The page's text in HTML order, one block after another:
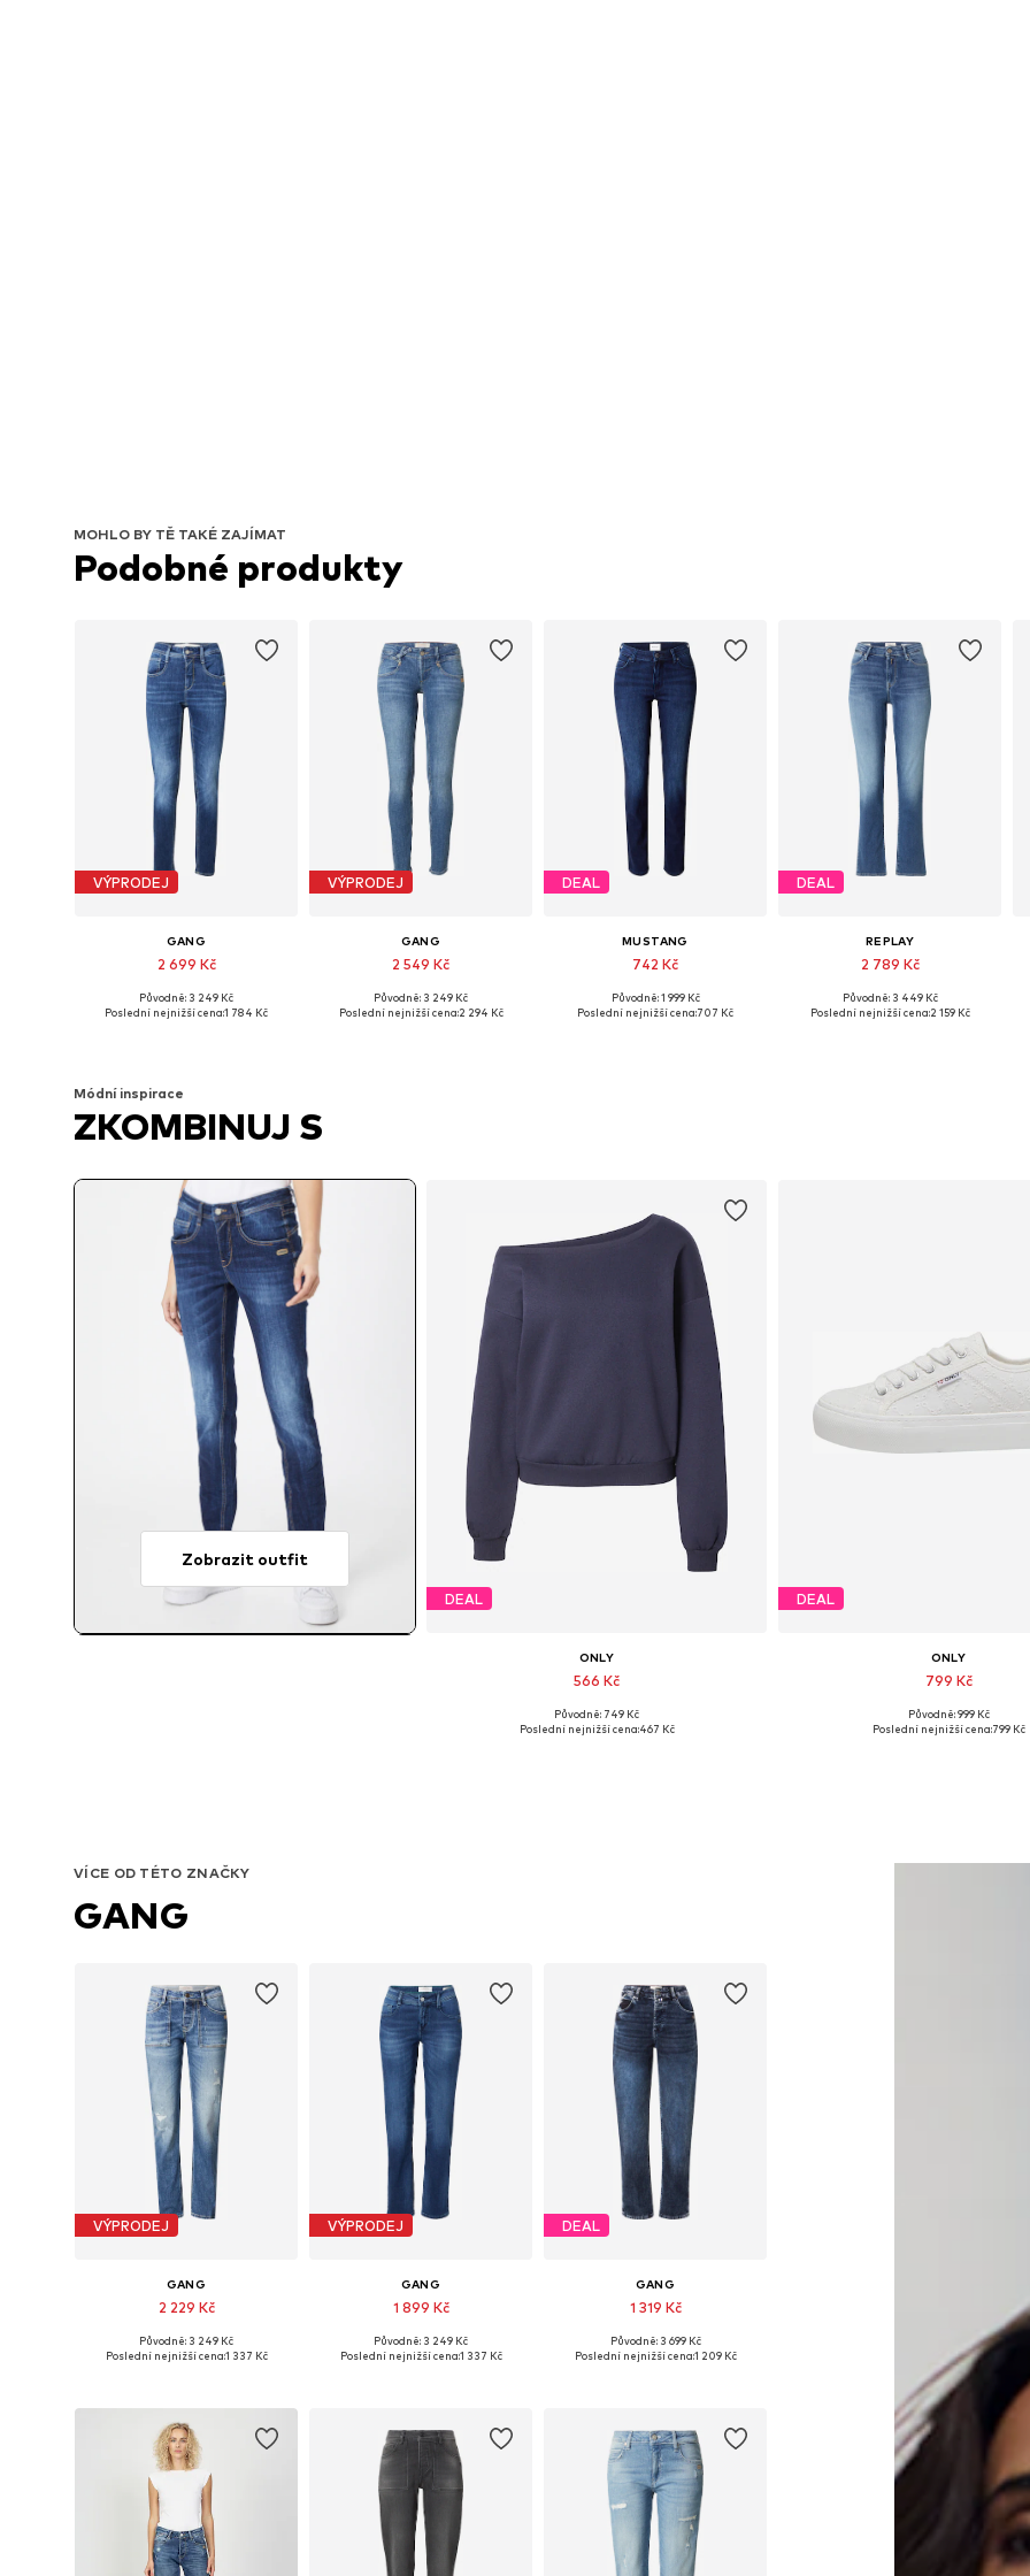
MOHLO BY TĚ TAKÉ ZAJÍMAT
Podobné produkty
VÝPRODEJ
GANG
2 699 Kč
Dostupné v mnoha velikostech
Původně: 3 249 Kč
Poslední nejnižší cena:1 784 Kč
VÝPRODEJ
GANG
2 549 Kč
Dostupné v mnoha velikostech
Původně: 3 249 Kč
Poslední nejnižší cena:2 294 Kč
DEAL
MUSTANG
742 Kč
Dostupné v mnoha velikostech
Původně: 1 999 Kč
Poslední nejnižší cena:707 Kč
DEAL
REPLAY
2 789 Kč
Dostupné v mnoha velikostech
Původně: 3 449 Kč
Poslední nejnižší cena:2 159 Kč
Módní inspirace
ZKOMBINUJ S
Zobrazit outfit
DEAL
ONLY
566 Kč
Dostupné velikosti: L, XL
Původně: 749 Kč
Poslední nejnižší cena:467 Kč
DEAL
ONLY
799 Kč
Dostupné velikosti: 37, 38, 39,
Původně: 999 Kč
Poslední nejnižší cena:799 Kč
VÍCE OD TÉTO ZNAČKY
GANG
VÝPRODEJ
GANG
2 229 Kč
Původně: 3 249 Kč
Poslední nejnižší cena:1 337 Kč
VÝPRODEJ
GANG
1 899 Kč
Dostupné v mnoha velikostech
Původně: 3 249 Kč
Poslední nejnižší cena:1 337 Kč
DEAL
GANG
1 319 Kč
Dostupné v mnoha velikostech
Původně: 3 699 Kč
Poslední nejnižší cena:1 209 Kč